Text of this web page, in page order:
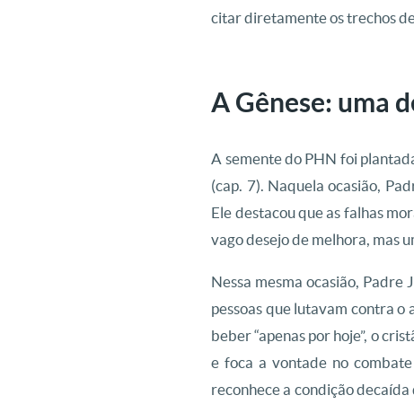
citar diretamente os trechos
A Gênese: uma
A semente do PHN foi
(cap. 7). Naquela ocasião,
Ele destacou que as falhas
vago desejo de melhora, mas
Nessa mesma ocasião, Padre
pessoas que lutavam contra
beber “apenas por hoje”, o
e foca a vontade no
reconhece a condição